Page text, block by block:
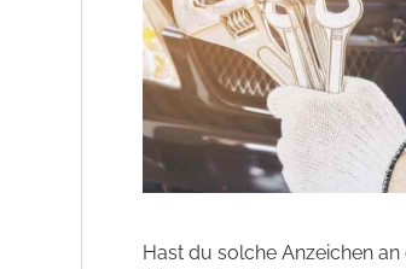
Hast du solche Anzeichen